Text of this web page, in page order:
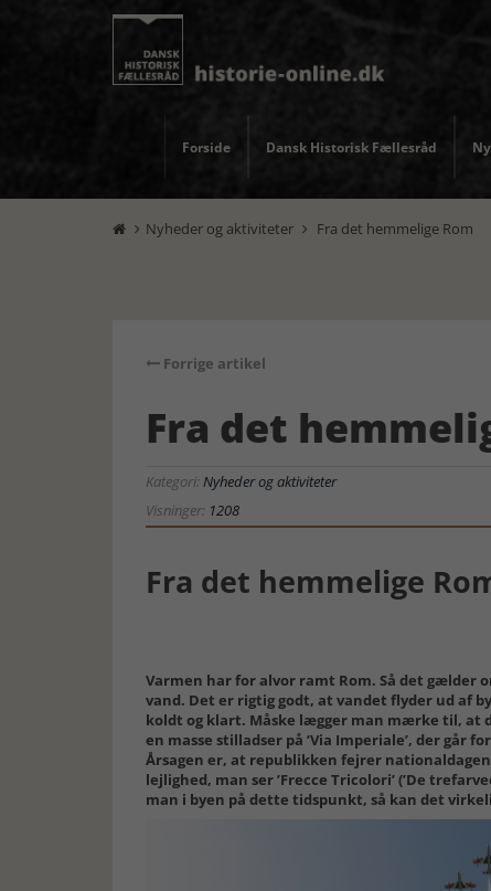
Forside Dansk Historisk Fællesråd
 Nyheder og aktiviteter  Fra det hemmelige Rom
Forrige artikel
Fra det
Kategori:Nyheder og aktiviteter
Visninger: 1208
Fra det hemmelige
Varmen har for alvor ramt Rom. Så det gælder
vand. Det er rigtig godt, at vandet flyder ud af
koldt og klart. Måske lægger man mærke til, at
en masse stilladser på ’Via Imperiale’, der går
Årsagen er, at republikken fejrer
lejlighed, man ser ’Frecce Tricolori’ (’De
man i byen på dette tidspunkt, så kan det